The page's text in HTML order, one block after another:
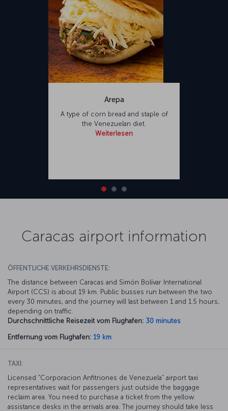
Arepa
A type of corn bread and staple of
the Venezuelan diet.
Weiterlesen
Caracas airport information
ÖFFENTLICHE VERKEHRSDIENSTE:
The distance between Caracas and Simón Bolívar International
Airport (CCS) is about 19 km. Public busses run between the two
every 30 minutes, and the journey will last between 1 and 1.5 hours,
depending on traffic.
Durchschnittliche Reisezeit vom Flughafen: 30 minutes
Entfernung vom Flughafen: 19 km
TAXI:
Licensed “Corporacion Anfitriones de Venezuela” airport taxi
representatives wait for passengers just outside the baggage
reclaim area. You need to purchase a ticket from the yellow
assistance desks in the arrivals area. The journey should take less